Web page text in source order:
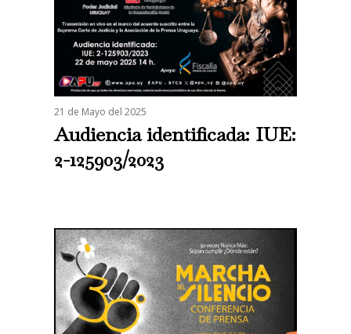
21 de Mayo del 2025
Audiencia identificada: IUE:
2-125903/2023